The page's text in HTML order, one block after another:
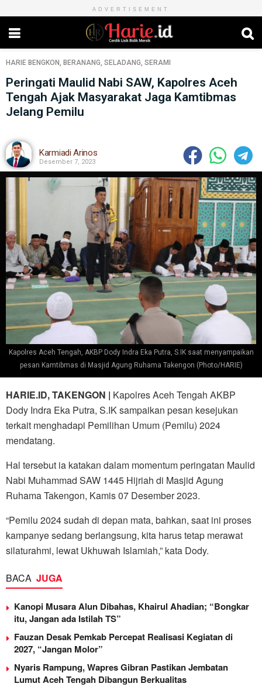
ADVERTISEMENT
HARIE BENGKON, BERANANG, SELADANG, SERAMI
Peringati Maulid Nabi SAW, Kapolres Aceh
Tengah Ajak Masyarakat Jaga Kamtibmas
Jelang Pemilu
Karmiadi Arinos
Desember 7, 2023
Kapolres Aceh Tengah, AKBP Dody Indra Eka Putra, S.IK saat menyampaikan
pesan Kamtibmas di Masjid Agung Ruhama Takengon (Photo/HARIE)
HARIE.ID, TAKENGON | Kapolres Aceh Tengah AKBP
Dody Indra Eka Putra, S.IK sampaikan pesan kesejukan
terkait menghadapi Pemilihan Umum (Pemilu) 2024
mendatang.
Hal tersebut ia katakan dalam momentum peringatan Maulid
Nabi Muhammad SAW 1445 Hijriah di Masjid Agung
Ruhama Takengon, Kamis 07 Desember 2023.
“Pemilu 2024 sudah di depan mata, bahkan, saat ini proses
kampanye sedang berlangsung, kita harus tetap merawat
silaturahmi, lewat Ukhuwah Islamiah,” kata Dody.
BACA JUGA
Kanopi Musara Alun Dibahas, Khairul Ahadian; “Bongkar
itu, Jangan ada Istilah TS”
Fauzan Desak Pemkab Percepat Realisasi Kegiatan di
2027, “Jangan Molor”
Nyaris Rampung, Wapres Gibran Pastikan Jembatan
Lumut Aceh Tengah Dibangun Berkualitas